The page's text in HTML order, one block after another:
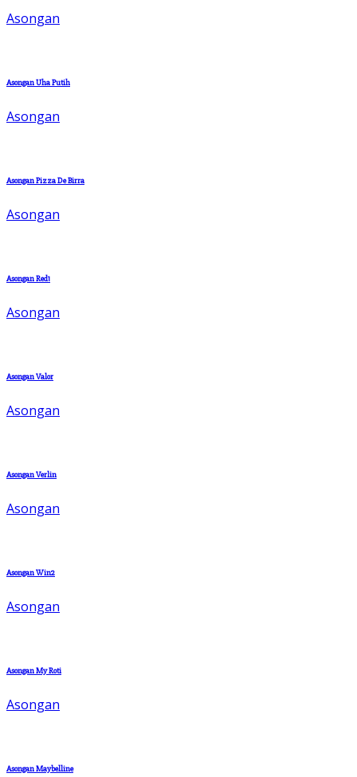
Asongan
Asongan Uha Putih
Asongan
Asongan Pizza De Birra
Asongan
Asongan Red1
Asongan
Asongan Valor
Asongan
Asongan Verlin
Asongan
Asongan Win2
Asongan
Asongan My Roti
Asongan
Asongan Maybelline